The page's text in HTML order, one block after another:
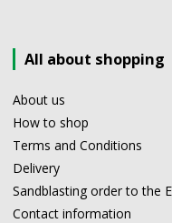
All about shopping
About us
How to shop
Terms and Conditions
Delivery
Sandblasting order to the
Contact information